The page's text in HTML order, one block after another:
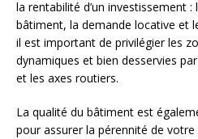
la rentabilité d’un investissement :
bâtiment, la demande locative et
il est important de privilégier les
dynamiques et bien desservies
et les axes routiers.
La qualité du bâtiment est
pour assurer la pérennité de